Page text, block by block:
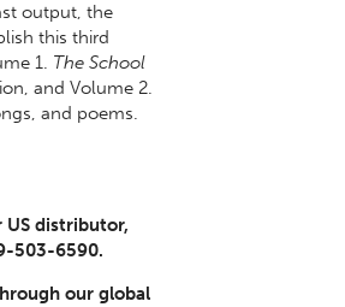
output, the
this third
1. The School
and Volume 2.
and poems.
US distributor,
503-6590.
our global